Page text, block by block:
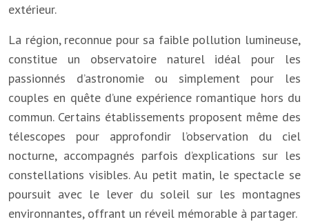
extérieur.
La région, reconnue pour sa faible pollution lumineuse,
constitue un observatoire naturel idéal pour les
passionnés d’astronomie ou simplement pour les
couples en quête d’une expérience romantique hors du
commun. Certains établissements proposent même des
télescopes pour approfondir l’observation du ciel
nocturne, accompagnés parfois d’explications sur les
constellations visibles. Au petit matin, le spectacle se
poursuit avec le lever du soleil sur les montagnes
environnantes, offrant un réveil mémorable à partager.